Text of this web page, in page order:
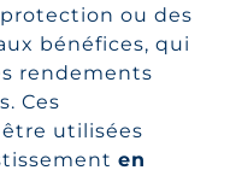
ou des
bénéfices, qui
rendements
Ces
utilisées
en